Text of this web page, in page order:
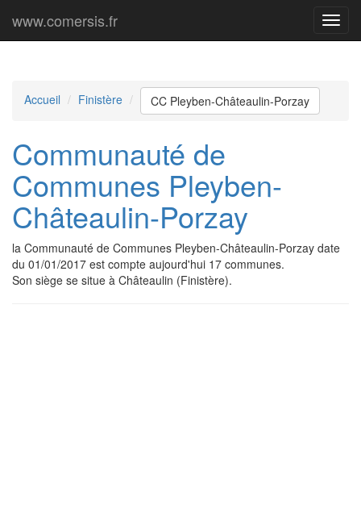
Menu
www.comersis.fr
Accueil Finistère CC Pleyben-Châteaulin-Porzay
Communauté de
Communes Pleyben-
Châteaulin-Porzay
la Communauté de Communes Pleyben-Châteaulin-Porzay date
du 01/01/2017 est compte aujourd'hui 17 communes.
Son siège se situe à Châteaulin (Finistère).